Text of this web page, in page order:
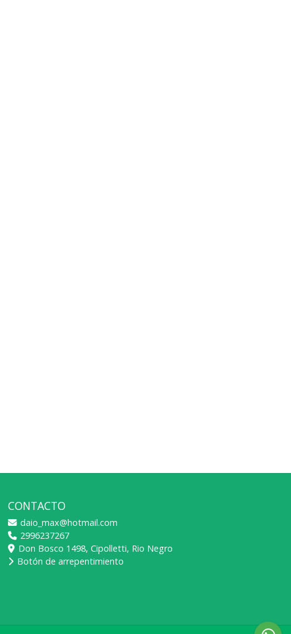
CONTACTO
daio_max@hotmail.com
2996237267
Don Bosco 1498, Cipolletti, Rio Negro
Botón de arrepentimiento